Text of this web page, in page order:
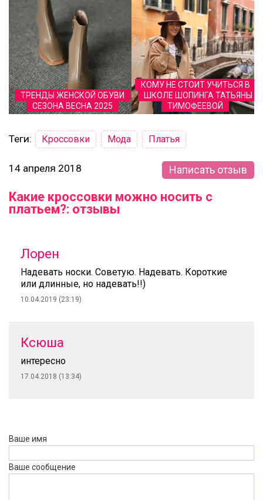
ТРЕНДЫ ЖЕНСКОЙ ОБУВИ
СЕЗОНА ВЕСНА 2025
КОМУ НЕ СТОИТ УЧИТЬСЯ В
ШКОЛЕ ШОПИНГА ТАТЬЯНЫ
ТИМОФЕЕВОЙ
Теги: Кроссовки Мода Платья
14 апреля 2018 Написать отзыв
Какие кроссовки можно носить с
платьем?: отзывы
Лорен
Надевать носки. Советую. Надевать. Короткие
или длинные, но надевать!!)
10.04.2019 (23:19)
Ксюша
интересно
17.04.2018 (13:34)
Ваше имя
Ваше сообщение